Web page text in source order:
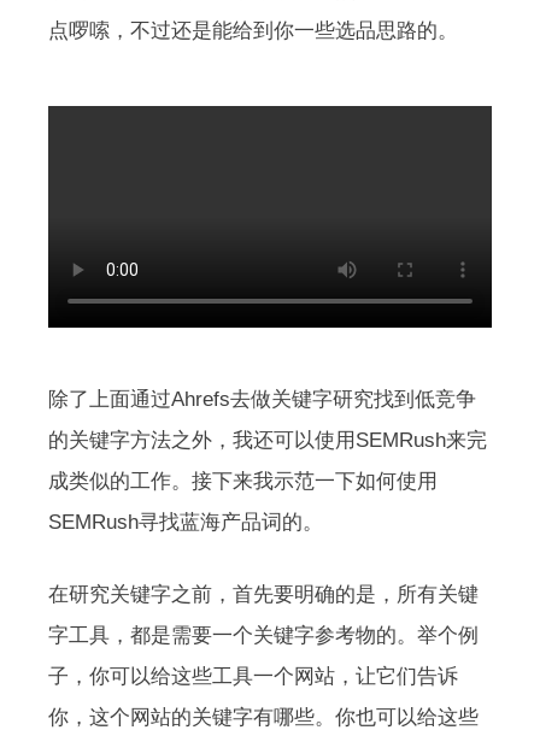
点啰嗦，不过还是能给到你一些选品思路的。
除了上面通过Ahrefs去做关键字研究找到低竞争
的关键字方法之外，我还可以使用SEMRush来完
成类似的工作。接下来我示范一下如何使用
SEMRush寻找蓝海产品词的。
在研究关键字之前，首先要明确的是，所有关键
字工具，都是需要一个关键字参考物的。举个例
子，你可以给这些工具一个网站，让它们告诉
你，这个网站的关键字有哪些。你也可以给这些